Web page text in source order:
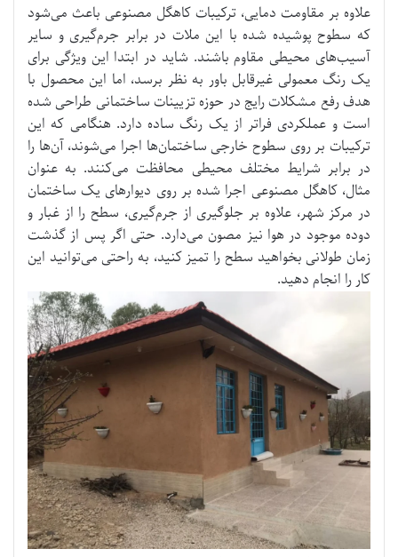
علاوه بر مقاومت دمایی، ترکیبات کاهگل مصنوعی باعث می‌شود
که سطوح پوشیده شده با این ملات در برابر جرم‌گیری و سایر
آسیب‌های محیطی مقاوم باشند. شاید در ابتدا این ویژگی برای
یک رنگ معمولی غیرقابل باور به نظر برسد، اما این محصول با
هدف رفع مشکلات رایج در حوزه تزیینات ساختمانی طراحی شده
است و عملکردی فراتر از یک رنگ ساده دارد. هنگامی که این
ترکیبات بر روی سطوح خارجی ساختمان‌ها اجرا می‌شوند، آن‌ها را
در برابر شرایط مختلف محیطی محافظت می‌کنند. به عنوان
مثال، کاهگل مصنوعی اجرا شده بر روی دیوارهای یک ساختمان
در مرکز شهر، علاوه بر جلوگیری از جرم‌گیری، سطح را از غبار و
دوده موجود در هوا نیز مصون می‌دارد. حتی اگر پس از گذشت
زمان طولانی بخواهید سطح را تمیز کنید، به راحتی می‌توانید این
کار را انجام دهید.